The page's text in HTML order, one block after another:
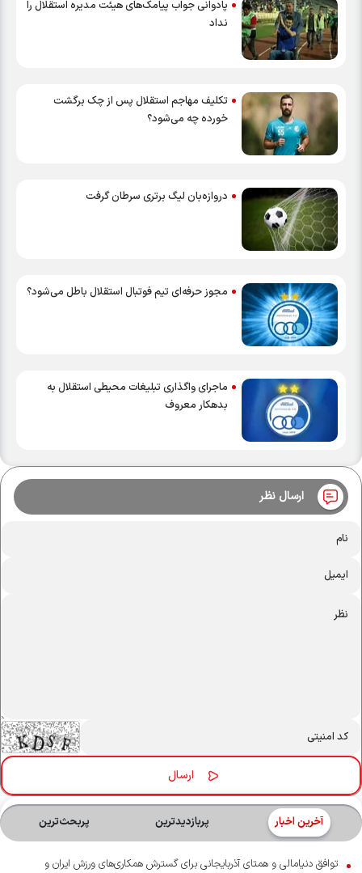
پادوانی جواب پیامک‌های هیئت مدیره استقلال را
نداد
تکلیف مهاجم استقلال پس از چک برگشت
خورده چه می‌شود؟
دروازه‌بان لیگ برتری سرطان گرفت
مجوز حرفه‌ای تیم فوتبال استقلال باطل می‌شود؟
ماجرای واگذاری تبلیغات محیطی استقلال به
بدهکار معروف
ارسال نظر
آخرین اخبار پربازدیدترین پربحث‌ترین‌
توافق دنیامالی و همتای آذربایجانی برای گسترش همکاری‌های ورزش ایران و